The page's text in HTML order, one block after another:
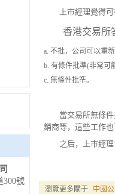
300號
上市經理覺得
香港交易所
a. 不批，公司可以重
b. 有條件批準(非常可
c. 無條件批準。
當交易所無條
銷商等，這些工作也
之后，上市經理
瀏覽更多關于 中國公